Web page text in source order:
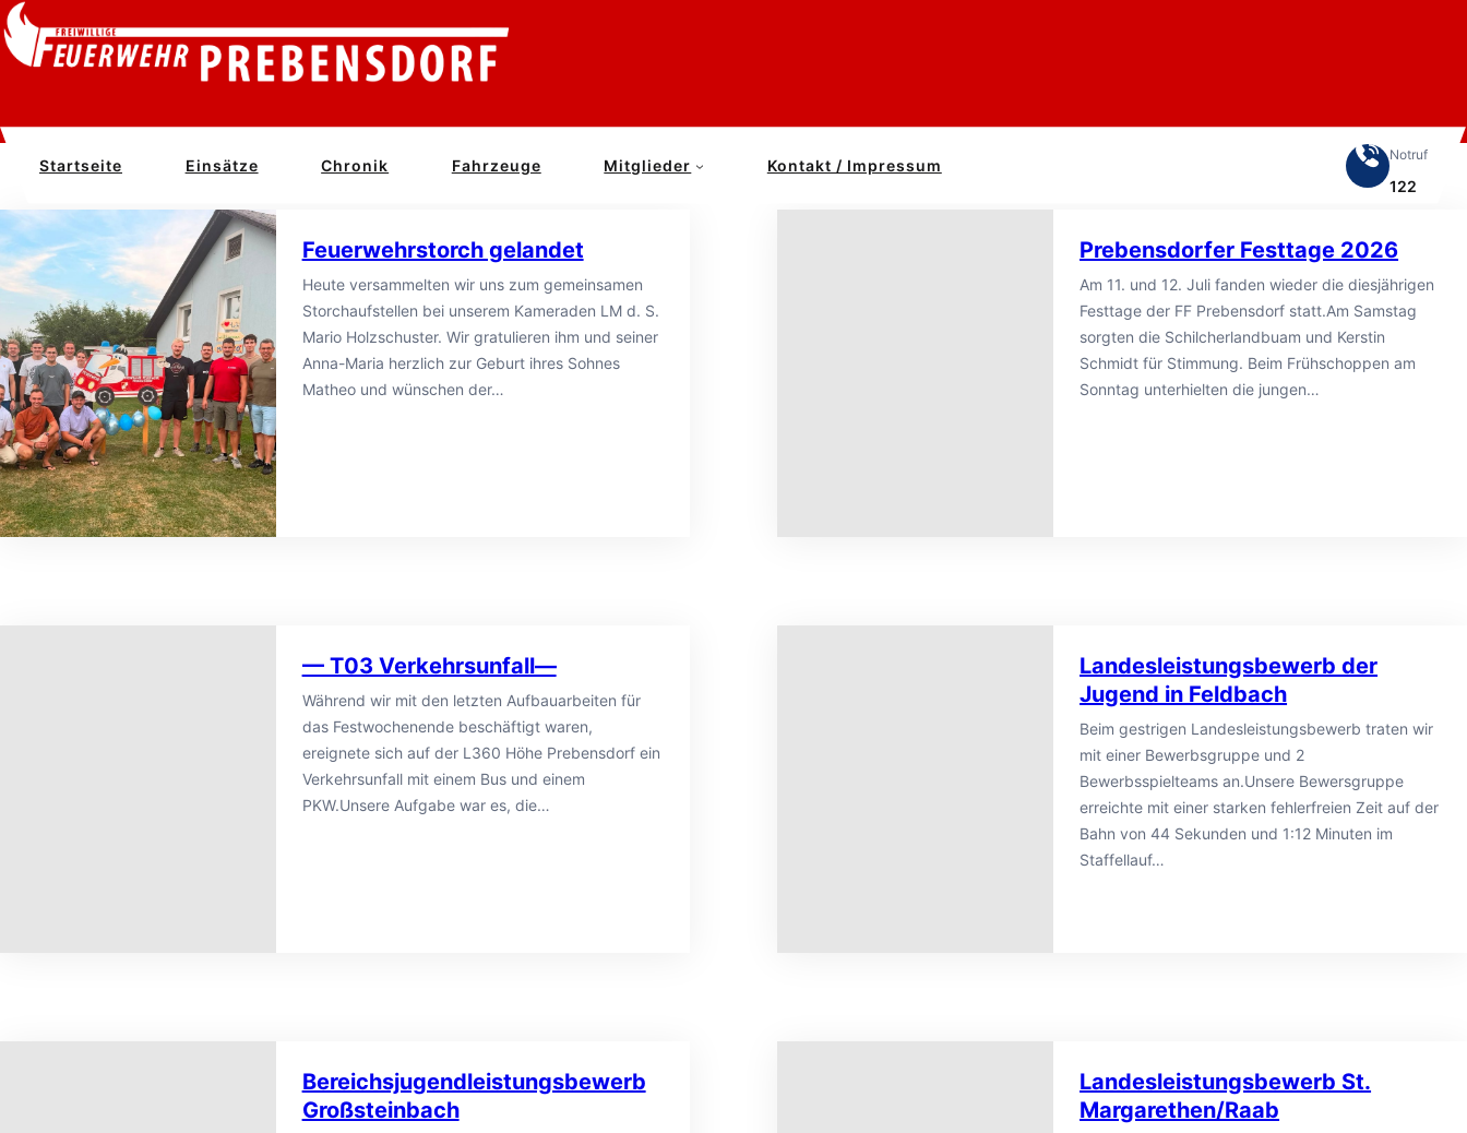
Zum
Inhalt
springen
Startseite Einsätze Chronik Fahrzeuge Mitglieder Kontakt / Impressum
Notruf
122
Feuerwehrstorch gelandet
Heute versammelten wir uns zum gemeinsamen
Storchaufstellen bei unserem Kameraden LM d. S.
Mario Holzschuster. Wir gratulieren ihm und seiner
Anna-Maria herzlich zur Geburt ihres Sohnes
Matheo und wünschen der…
Prebensdorfer Festtage 2026
Am 11. und 12. Juli fanden wieder die diesjährigen
Festtage der FF Prebensdorf statt.Am Samstag
sorgten die Schilcherlandbuam und Kerstin
Schmidt für Stimmung. Beim Frühschoppen am
Sonntag unterhielten die jungen…
— T03 Verkehrsunfall—
Während wir mit den letzten Aufbauarbeiten für
das Festwochenende beschäftigt waren,
ereignete sich auf der L360 Höhe Prebensdorf ein
Verkehrsunfall mit einem Bus und einem
PKW.Unsere Aufgabe war es, die…
Landesleistungsbewerb der
Jugend in Feldbach
Beim gestrigen Landesleistungsbewerb traten wir
mit einer Bewerbsgruppe und 2
Bewerbsspielteams an.Unsere Bewersgruppe
erreichte mit einer starken fehlerfreien Zeit auf der
Bahn von 44 Sekunden und 1:12 Minuten im
Staffellauf…
Bereichsjugendleistungsbewerb
Großsteinbach
Landesleistungsbewerb St.
Margarethen/Raab